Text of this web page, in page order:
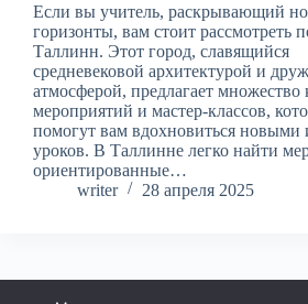
Если вы учитель, раскрывающий
горизонты, вам стоит рассмотреть
Таллинн. Этот город, славящийся
средневековой архитектурой и
атмосферой, предлагает множество
мероприятий и мастер-классов,
помогут вам вдохновиться новыми
уроков. В Таллинне легко найти
ориентированные…
writer
28 апреля 2025